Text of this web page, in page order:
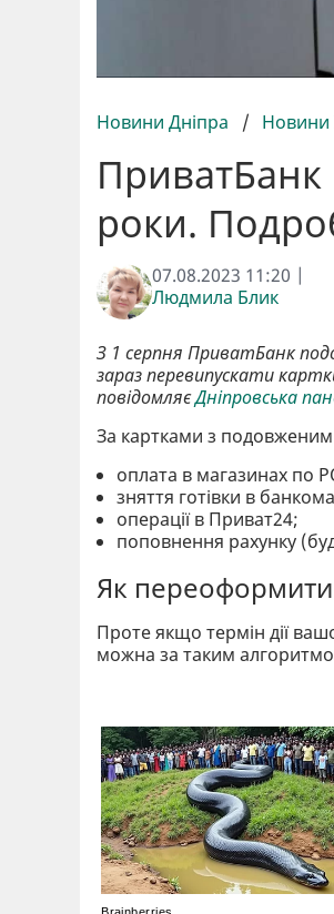
Новини Дніпра / Новини
ПриватБанк
роки.
07.08.2023 11:20 |
Людмила Блик
З 1 серпня ПриватБанк
зараз перевипускати
повідомляєДніпровська
За картками з подовженим
оплата в магазинах по
зняття готівки в
операції в Приват24;
поповнення рахунку
Як переоформити
Проте якщо термін дії
можна за таким